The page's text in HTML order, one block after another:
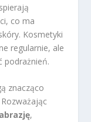
co ma
Kosmetyki
regularnie, ale
podrażnień.
znacząco
,